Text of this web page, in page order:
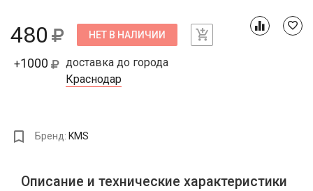
480 НЕТ В НАЛИЧИИ
+1000
доставка до города
Краснодар
Бренд: KMS
Описание и технические характеристики